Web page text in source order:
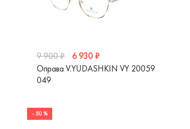
9 900 ₽
6 930 ₽
Оправа V.YUDASHKIN VY 20059
049
- 50 %